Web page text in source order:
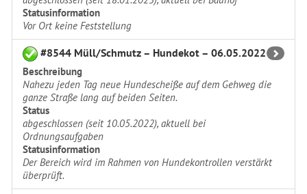
Statusinformation
Vor Ort keine Feststellung
#8544 Müll/Schmutz – Hundekot – 06.05.2022
Beschreibung
Nahezu jeden Tag neue Hundescheiße auf dem Gehweg die
ganze Straße lang auf beiden Seiten.
Status
abgeschlossen (seit 10.05.2022), aktuell bei
Ordnungsaufgaben
Statusinformation
Der Bereich wird im Rahmen von Hundekontrollen verstärkt
überprüft.